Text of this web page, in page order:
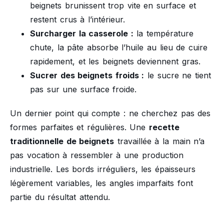
beignets brunissent trop vite en surface et
restent crus à l’intérieur.
Surcharger la casserole : la température
chute, la pâte absorbe l’huile au lieu de cuire
rapidement, et les beignets deviennent gras.
Sucrer des beignets froids : le sucre ne tient
pas sur une surface froide.
Un dernier point qui compte : ne cherchez pas des
formes parfaites et régulières. Une recette
traditionnelle de beignets travaillée à la main n’a
pas vocation à ressembler à une production
industrielle. Les bords irréguliers, les épaisseurs
légèrement variables, les angles imparfaits font
partie du résultat attendu.